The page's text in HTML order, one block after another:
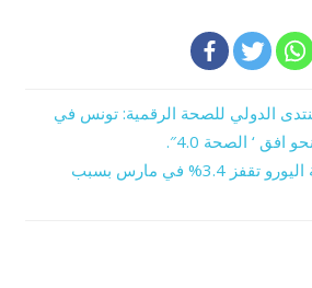
الدولي للصحة الرقمية: تونس في
‘ الصحة 4.0″.
أسعار المنتجين بمنطقة اليورو تقفز 3.4% في مارس بسبب